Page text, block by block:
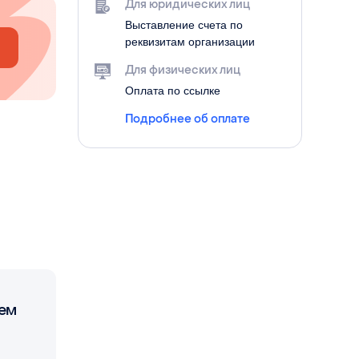
Для юридических лиц
Выставление счета по
реквизитам организации
Для физических лиц
Оплата по ссылке
Подробнее об оплате